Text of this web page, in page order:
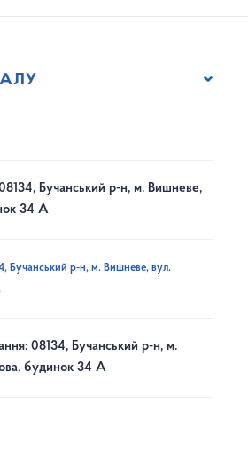
Бучанський р-н, м. Вишневе,
34 А
Бучанський р-н, м. Вишневе, вул.
08134, Бучанський р-н, м.
будинок 34 А